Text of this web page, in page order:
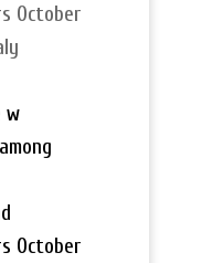
October
w
October